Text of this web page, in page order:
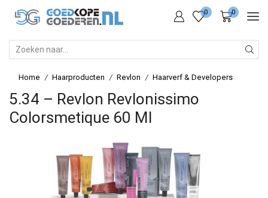
0 0
Home / Haarproducten / Revlon / Haarverf & Developers
5.34 – Revlon Revlonissimo
Colorsmetique 60 Ml